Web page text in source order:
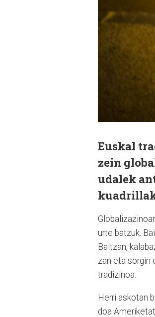
Euskal
zein
udalek
urte batzuk.
Baltzan,
zan eta sorgin
tradizinoa.
Herri askotan
doa